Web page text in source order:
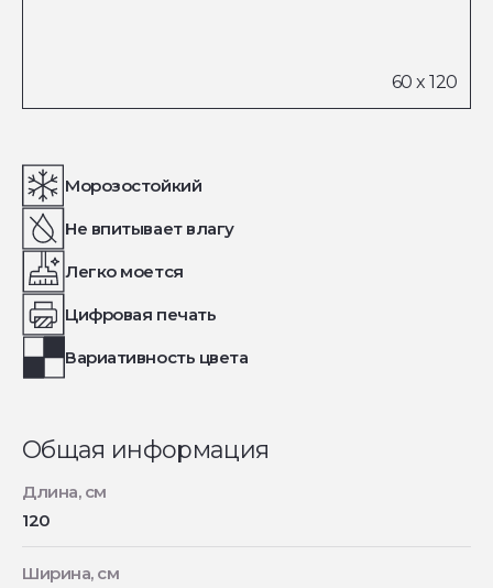
Морозостойкий
Не впитывает влагу
Легко моется
Цифровая печать
Вариативность цвета
Общая информация
Длина, см
120
Ширина, см